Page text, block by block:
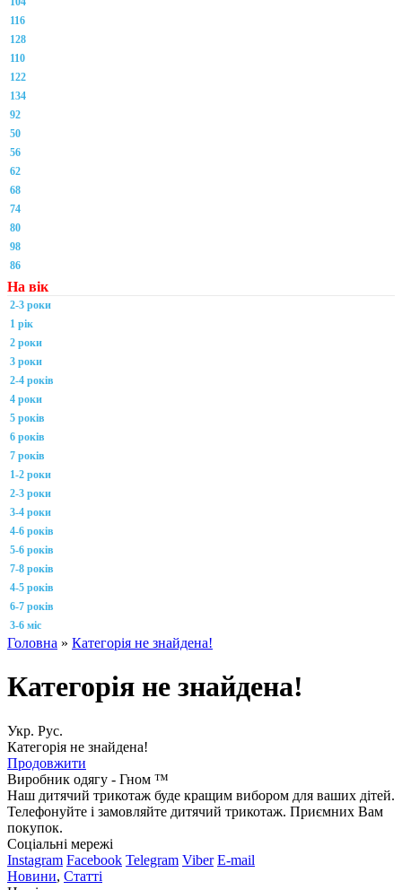
116
128
110
122
134
92
50
56
62
68
74
80
98
86
На вік
2-3 роки
1 рік
2 роки
3 роки
2-4 років
4 роки
5 років
6 років
7 років
1-2 роки
2-3 роки
3-4 роки
4-6 років
5-6 років
7-8 років
4-5 років
6-7 років
3-6 міс
Головна » Категорія не знайдена!
Категорія не знайдена!
Укр. Рус.
Категорія не знайдена!
Продовжити
Виробник одягу - Гном ™
Наш дитячий трикотаж буде кращим вибором для ваших дітей.
Телефонуйте і замовляйте дитячий трикотаж. Приємних Вам
покупок.
Соціальні мережі
Instagram Facebook Telegram Viber E-mail
Новини, Статті